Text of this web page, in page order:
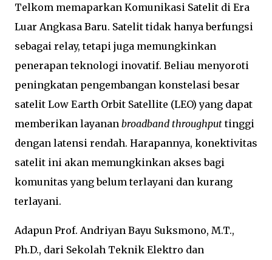
Telkom memaparkan Komunikasi Satelit di Era
Luar Angkasa Baru. Satelit tidak hanya berfungsi
sebagai relay, tetapi juga memungkinkan
penerapan teknologi inovatif. Beliau menyoroti
peningkatan pengembangan konstelasi besar
satelit Low Earth Orbit Satellite (LEO) yang dapat
memberikan layanan broadband throughputtinggi
dengan latensi rendah. Harapannya, konektivitas
satelit ini akan memungkinkan akses bagi
komunitas yang belum terlayani dan kurang
terlayani.
Adapun Prof. Andriyan Bayu Suksmono, M.T.,
Ph.D., dari Sekolah Teknik Elektro dan